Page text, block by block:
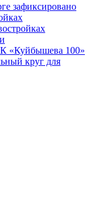
зафиксировано
«Куйбышева 100»
круг для